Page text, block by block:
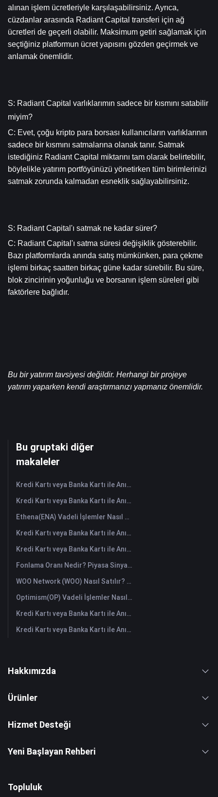
alınan işlem ücretleriyle karşılaşabilirsiniz. Ayrıca,
cüzdanlar arasında Radiant Capital transferi için ağ
ücretleri de geçerli olabilir. Maksimum getiri sağlamak için
seçtiğiniz platformun ücret yapısını gözden geçirmek ve
anlamak önemlidir.
S: Radiant Capital varlıklarımın sadece bir kısmını satabilir
miyim?
C: Evet, çoğu kripto para borsası kullanıcıların varlıklarının
sadece bir kısmını satmalarına olanak tanır. Satmak
istediğiniz Radiant Capital miktarını tam olarak belirtebilir,
böylelikle yatırım portföyünüzü yönetirken tüm birimlerinizi
satmak zorunda kalmadan esneklik sağlayabilirsiniz.
S: Radiant Capital'ı satmak ne kadar sürer?
C: Radiant Capital'ı satma süresi değişiklik gösterebilir.
Bazı platformlarda anında satış mümkünken, para çekme
işlemi birkaç saatten birkaç güne kadar sürebilir. Bu süre,
blok zincirinin yoğunluğu ve borsanın işlem süreleri gibi
faktörlere bağlıdır.
Bu bir yatırım tavsiyesi değildir. Herhangi bir projeye
yatırım yaparken kendi araştırmanızı yapmanız önemlidir.
Bu gruptaki diğer
makaleler
Kredi Kartı veya Banka Kartı ile Anında HANePlatform (HANEP) Satın Alın
Kredi Kartı veya Banka Kartı ile Anında Cropto Wheat Token (CROW) Satın Alın
Ethena(ENA) Vadeli İşlemler Nasıl Yapılır: Yeni Başlayanlar İçin Kapsamlı Bir Rehber
Kredi Kartı veya Banka Kartı ile Anında Tutorial (TUT) Satın Alın
Kredi Kartı veya Banka Kartı ile Anında Space ID (ID) Satın Alın
Fonlama Oranı Nedir? Piyasa Sinyallerini ve Yaygın Yanlış Kullanımlarını Anlamak
WOO Network (WOO) Nasıl Satılır? | FameEX
Optimism(OP) Vadeli İşlemler Nasıl Yapılır: Yeni Başlayanlar İçin Kapsamlı Bir Rehber
Kredi Kartı veya Banka Kartı ile Anında Starknet (STRK) Satın Alın
Kredi Kartı veya Banka Kartı ile Anında The Graph (GRT) Satın Alın
Hakkımızda
Ürünler
Hizmet Desteği
Yeni Başlayan Rehberi
Topluluk